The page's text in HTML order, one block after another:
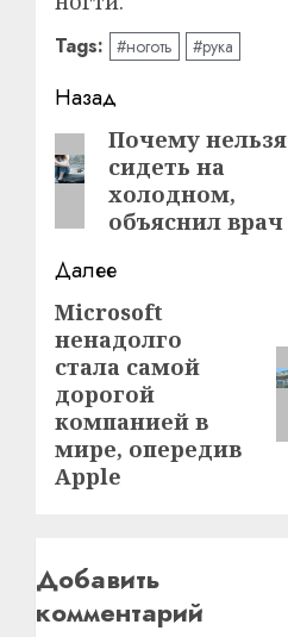
Tags: #ноготь #рука
Навигация
записи
Назад
Предыдущая
запись:
Почему нельзя
сидеть на
холодном,
объяснил врач
Далее
Следующая
запись:
Microsoft
ненадолго
стала самой
дорогой
компанией в
мире, опередив
Apple
Добавить
комментарий